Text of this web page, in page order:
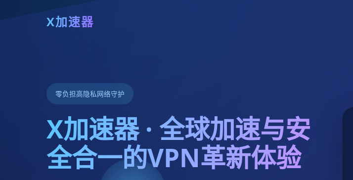
X加速器
零负担高隐私网络守护
X加速器 · 全球加速与安
全合一的VPN革新体验